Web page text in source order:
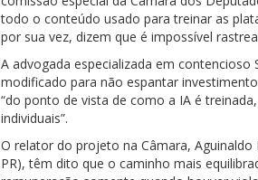
todo o conteúdo usado para treinar as
por sua vez, dizem que é impossível
A advogada especializada em
modificado para não espantar
“do ponto de vista de como a IA é
individuais”.
O relator do projeto na Câmara, Aguinaldo
PR), têm dito que o caminho mais